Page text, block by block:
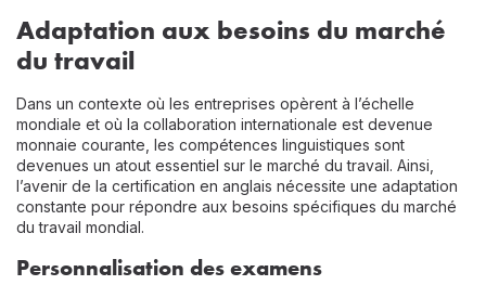
Adaptation aux besoins du marché
du travail
Dans un contexte où les entreprises opèrent à l’échelle
mondiale et où la collaboration internationale est devenue
monnaie courante, les compétences linguistiques sont
devenues un atout essentiel sur le marché du travail. Ainsi,
l’avenir de la certification en anglais nécessite une adaptation
constante pour répondre aux besoins spécifiques du marché
du travail mondial.
Personnalisation des examens